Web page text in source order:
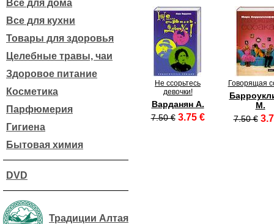
Все для дома
Все для кухни
Товары для здоровья
Целебные травы, чаи
Здоровое питание
Косметика
Парфюмерия
Гигиена
Бытовая химия
DVD
Традиции Алтая
Не ссорьтесь
девочки!
Варданян А.
7.50 € 3.75 €
Говорящая
М.
7.50 €